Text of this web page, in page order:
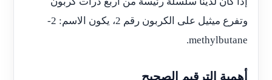
وتفرع ميثيل على الكربون رقم 2، يكون الاسم: 2-
methylbutane.
أهمية الترقيم الصحيح